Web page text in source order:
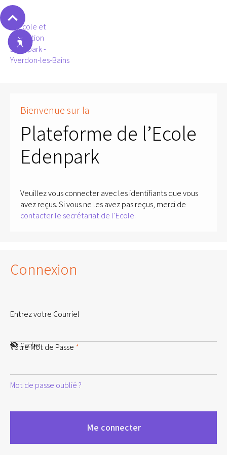
Bienvenue sur la
Plateforme de l’Ecole
Edenpark
Veuillez vous connecter avec les identifiants que vous
avez reçus. Si vous ne les avez pas reçus, merci de
contacter le secrétariat de l’Ecole.
Connexion
Entrez votre Courriel
Votre Mot de Passe *
Cacher
Mot de passe oublié ?